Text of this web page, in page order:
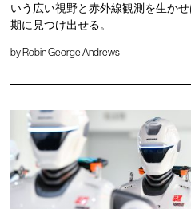
いう広い視野と赤外線観測を生か
期に見つけ出せる。
by Robin George Andrews